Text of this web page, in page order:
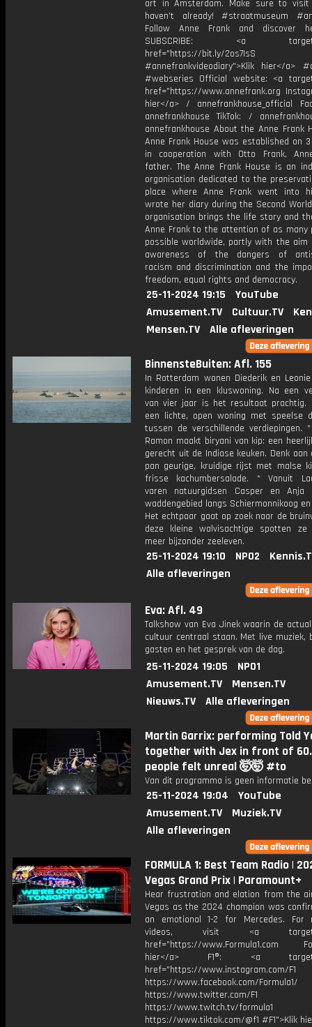
art in Amsterdam. Make sure to
haven’t already! #straatmuseum
Follow Anne Frank and discover
SUBSCRIBE: <a
href="https://bit.ly/2os7IsS
#annefrankvideodiary">Klik hier</a>
#webseries Official website: <a
href="https://www.annefrank.org
hier</a> / annefrankhouse_official
annefrankhouse TikTok: /
annefrankhouse About the Anne Frank
Anne Frank House was established on 3
in cooperation with Otto Frank,
father. The Anne Frank House is an
organisation dedicated to the
place where Anne Frank went into
wrote her diary during the Second
organisation brings the life story and
Anne Frank to the attention of as many
possible worldwide, partly with the aim
awareness of the dangers of
racism and discrimination and the
freedom, equal rights and democracy.
25-11-2024 19:15
YouTube
Amusement.TV
Cultuur.TV
Mensen.TV
Alle afleveringen
BinnensteBuiten: Afl. 155
In Rotterdam wonen Diederik en
kinderen in een kluswoning. Na een
van vier jaar is het resultaat prachtig.
een lichte, open woning met speelse
tussen de verschillende verdiepingen.
Ramon maakt biryani van kip: een
gerecht uit de Indiase keuken. Denk aan
pan geurige, kruidige rijst met malse
frisse kachumbersalade. * Vanuit
varen natuurgidsen Casper en Anja
waddengebied langs Schiermonnikoog
Het echtpaar gaat op zoek naar de
deze kleine walvisachtige spotten
meer bijzonder zeeleven.
25-11-2024 19:10 NPO2
Alle afleveringen
Eva: Afl. 49
Talkshow van Eva Jinek waarin de
cultuur centraal staan. Met live muziek,
gasten en het gesprek van de dag.
25-11-2024 19:05
NPO1
Amusement.TV
Mensen.TV
Nieuws.TV
Alle afleveringen
Martin Garrix: performing Told
together with Jex in front of
people felt unreal 🤯🤯 #to
Van dit programma is geen informatie
25-11-2024 19:04
YouTube
Amusement.TV
Muziek.TV
Alle afleveringen
FORMULA 1: Best Team Radio |
Vegas Grand Prix | Paramount+
Hear frustration and elation from the
Vegas as the 2024 champion was
an emotional 1-2 for Mercedes. For
videos, visit <a
href="https://www.Formula1.com
hier</a> F1®: <a
href="https://www.instagram.com/F1
https://www.facebook.com/Formula1/
https://www.twitter.com/F1
https://www.twitch.tv/formula1
https://www.tiktok.com/@f1 #F1">Klik